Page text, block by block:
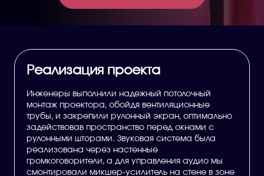
Реализация проекта
Инженеры выполнили надежный потолочный
монтаж проектора, обойдя вентиляционные
трубы, и закрепили рулонный экран, оптимально
задействовав пространство перед окнами с
рулонными шторами. Звуковая система была
реализована через настенные
громкоговорители, а для управления аудио мы
смонтировали микшер-усилитель на стене в зоне